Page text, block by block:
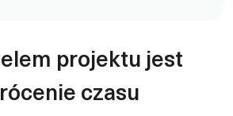
projektu jest
czasu